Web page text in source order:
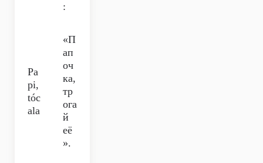
:
Pa
pi,
tóc
ala
«П
ап
оч
ка,
тр
ога
й
её
».